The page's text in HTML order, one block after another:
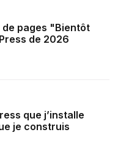
de pages "Bientôt
de 2026
que j’installe
je construis